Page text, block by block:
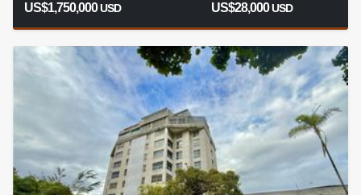
US$1,750,000USD US$28,000USD